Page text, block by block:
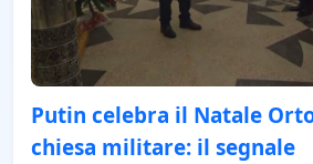
Putin celebra il Natale
chiesa militare: il segnale